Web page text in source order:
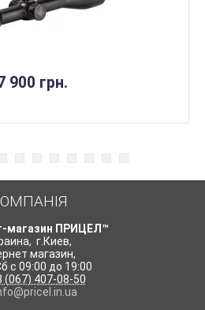
900 грн.
магазин ПРИЦЕЛ™
, г.Киев,
магазин,
с 09:00 до 19:00
(067) 407-08-50